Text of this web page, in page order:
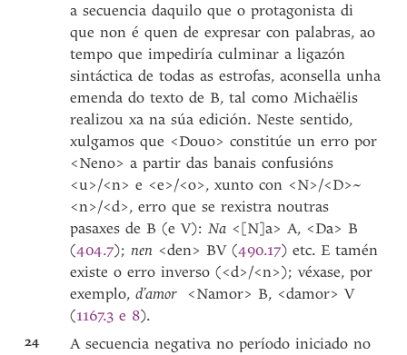
a secuencia daquilo que o protagonista di
que non é quen de expresar con palabras, ao
tempo que impediría culminar a ligazón
sintáctica de todas as estrofas, aconsella unha
emenda do texto de B, tal como Michaëlis
realizou xa na súa edición. Neste sentido,
xulgamos que <Douo> constitúe un erro por
<Neno> a partir das banais confusións
<u>/<n> e <e>/<o>, xunto con <N>/<D>~
<n>/<d>, erro que se rexistra noutras
pasaxes de B (e V):Na <[N]a> A, <Da> B
(404.7);nen <den> BV (490.17) etc. E tamén
existe o erro inverso (<d>/<n>); véxase, por
exemplo,d’amor<Namor> B, <damor> V
(1167.3 e 8).
24
A secuencia negativa no período iniciado no